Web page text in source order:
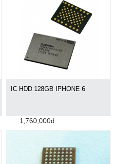
IC HDD 128GB IPHONE 6
1,760,000đ